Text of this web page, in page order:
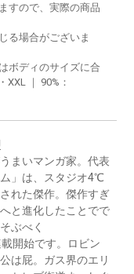
すので、実際の商品
る場合がございま
ボディのサイズに合
｜ 90%：
まいマンガ家。代表
」は、スタジオ4℃
れた傑作。傑作すぎ
と進化したことでで
ぶべく
開始です。ロビン
は屁。ガス界のエリ